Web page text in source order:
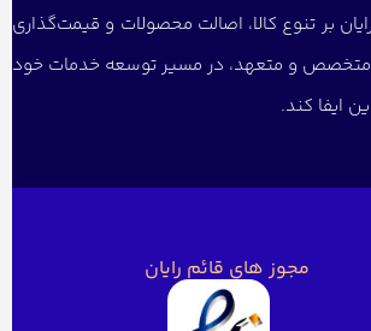
بر تنوع کالا، اصالت محصولات و قیمت‌گذاری
متخصص و متعهد، در مسیر توسعه خدمات خود
ایفا کند.
مجوز های قائم رایان